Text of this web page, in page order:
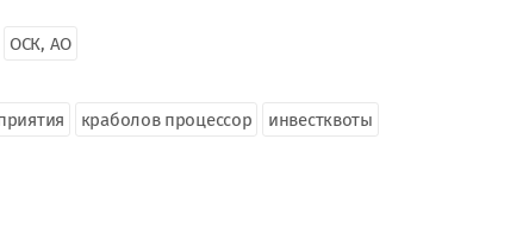
ОСК, АО
краболов процессор
инвестквоты